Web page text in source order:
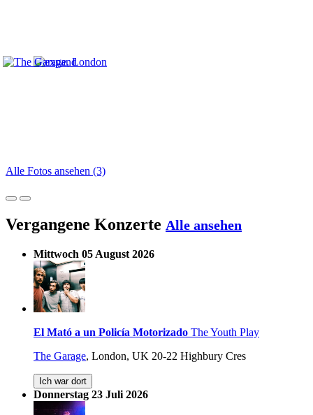
Alle Fotos ansehen (3)
Vergangene Konzerte Alle ansehen
Mittwoch 05 August 2026
El Mató a un Policía Motorizado The Youth Play
The Garage, London, UK 20-22 Highbury Cres
Ich war dort
Donnerstag 23 Juli 2026